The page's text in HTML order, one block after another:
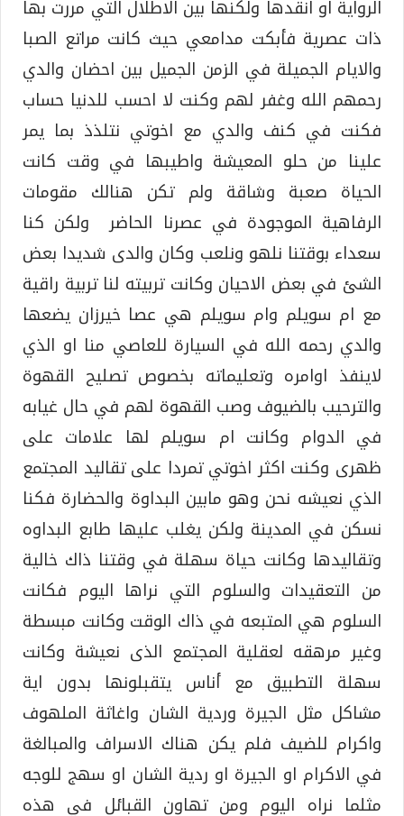
الرواية او انقدها ولكنها بين الاطلال التي مررت بها
ذات عصرية فأبكت مدامعي حيث كانت مراتع الصبا
والايام الجميلة في الزمن الجميل بين احضان والدي
رحمهم الله وغفر لهم وكنت لا احسب للدنيا حساب
فكنت في كنف والدي مع اخوتي نتلذذ بما يمر
علينا من حلو المعيشة واطيبها في وقت كانت
الحياة صعبة وشاقة ولم تكن هنالك مقومات
الرفاهية الموجودة في عصرنا الحاضر ولكن كنا
سعداء بوقتنا نلهو ونلعب وكان والدى شديدا بعض
الشئ في بعض الاحيان وكانت تربيته لنا تربية راقية
مع ام سويلم وام سويلم هي عصا خيرزان يضعها
والدي رحمه الله في السيارة للعاصي منا او الذي
لاينفذ اوامره وتعليماته بخصوص تصليح القهوة
والترحيب بالضيوف وصب القهوة لهم في حال غيابه
في الدوام وكانت ام سويلم لها علامات على
ظهرى وكنت اكثر اخوتي تمردا على تقاليد المجتمع
الذي نعيشه نحن وهو مابين البداوة والحضارة فكنا
نسكن في المدينة ولكن يغلب عليها طابع البداوه
وتقاليدها وكانت حياة سهلة في وقتنا ذاك خالية
من التعقيدات والسلوم التي نراها اليوم فكانت
السلوم هي المتبعه في ذاك الوقت وكانت مبسطة
وغير مرهقه لعقلية المجتمع الذى نعيشة وكانت
سهلة التطبيق مع أناس يتقبلونها بدون اية
مشاكل مثل الجيرة وردية الشان واغاثة الملهوف
واكرام للضيف فلم يكن هناك الاسراف والمبالغة
في الاكرام او الجيرة او ردية الشان او سهج للوجه
مثلما نراه اليوم ومن تهاون القبائل في هذه